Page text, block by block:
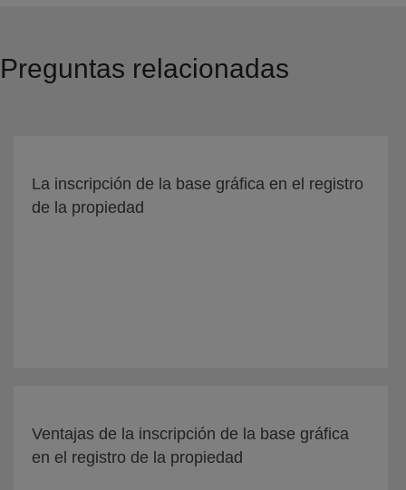
Preguntas relacionadas
La inscripción de la base gráfica en el registro
de la propiedad
Ventajas de la inscripción de la base gráfica
en el registro de la propiedad